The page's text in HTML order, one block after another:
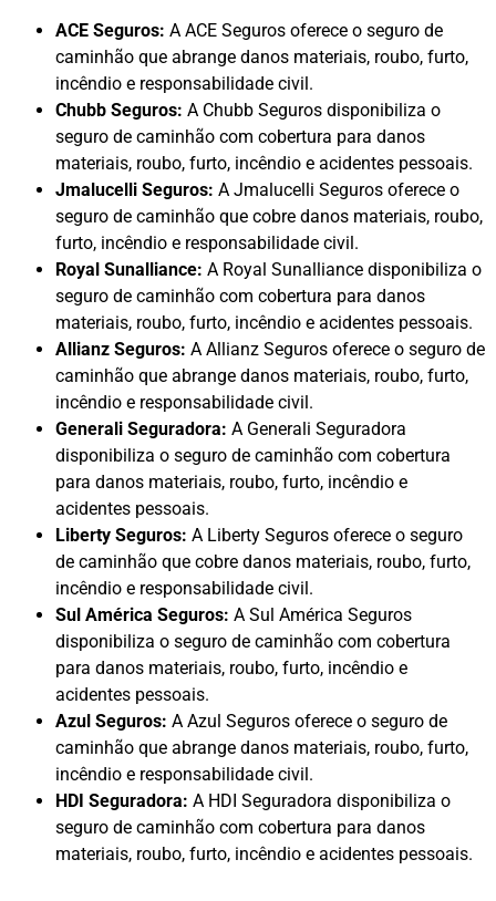
ACE Seguros: A ACE Seguros oferece o seguro de
caminhão que abrange danos materiais, roubo, furto,
incêndio e responsabilidade civil.
Chubb Seguros: A Chubb Seguros disponibiliza o
seguro de caminhão com cobertura para danos
materiais, roubo, furto, incêndio e acidentes pessoais.
Jmalucelli Seguros: A Jmalucelli Seguros oferece o
seguro de caminhão que cobre danos materiais, roubo,
furto, incêndio e responsabilidade civil.
Royal Sunalliance: A Royal Sunalliance disponibiliza o
seguro de caminhão com cobertura para danos
materiais, roubo, furto, incêndio e acidentes pessoais.
Allianz Seguros: A Allianz Seguros oferece o seguro de
caminhão que abrange danos materiais, roubo, furto,
incêndio e responsabilidade civil.
Generali Seguradora: A Generali Seguradora
disponibiliza o seguro de caminhão com cobertura
para danos materiais, roubo, furto, incêndio e
acidentes pessoais.
Liberty Seguros: A Liberty Seguros oferece o seguro
de caminhão que cobre danos materiais, roubo, furto,
incêndio e responsabilidade civil.
Sul América Seguros: A Sul América Seguros
disponibiliza o seguro de caminhão com cobertura
para danos materiais, roubo, furto, incêndio e
acidentes pessoais.
Azul Seguros: A Azul Seguros oferece o seguro de
caminhão que abrange danos materiais, roubo, furto,
incêndio e responsabilidade civil.
HDI Seguradora: A HDI Seguradora disponibiliza o
seguro de caminhão com cobertura para danos
materiais, roubo, furto, incêndio e acidentes pessoais.